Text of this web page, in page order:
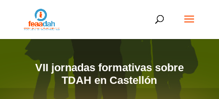
VII jornadas formativas sobre
TDAH en Castellón